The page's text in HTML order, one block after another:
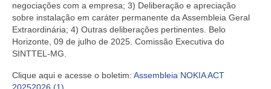
negociações com a empresa; 3) Deliberação e apreciação
sobre instalação em caráter permanente da Assembleia Geral
Extraordinária; 4) Outras deliberações pertinentes. Belo
Horizonte, 09 de julho de 2025. Comissão Executiva do
SINTTEL-MG.
Clique aqui e acesse o boletim: Assembleia NOKIA ACT